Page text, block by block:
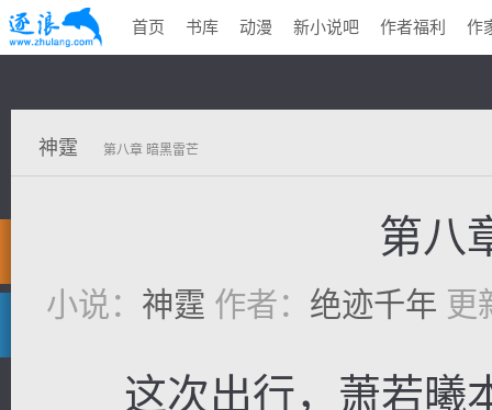
首页 书库 动漫 新小说吧 作者福利 作
神霆 第八章 暗黑雷芒
第八
小说： 神霆 作者： 绝迹千年 更
这次出行，萧若曦